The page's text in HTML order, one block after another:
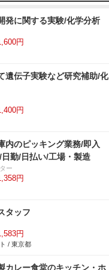
発に関する実験/化学分析
円
遺伝子実験など研究補助/化
円
内のピッキング業務/即入
勤/日払い/工場・製造
ー
円
タッフ
円
/ 東京都
カレー食堂のキッチン・ホ